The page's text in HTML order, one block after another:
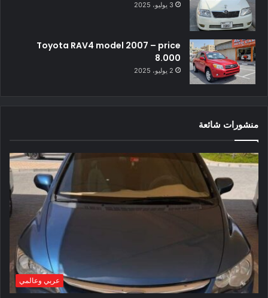
3 يوليو، 2025
Toyota RAV4 model 2007 – price
8.000
2 يوليو، 2025
منشورات شائعة
عربي وعالمي